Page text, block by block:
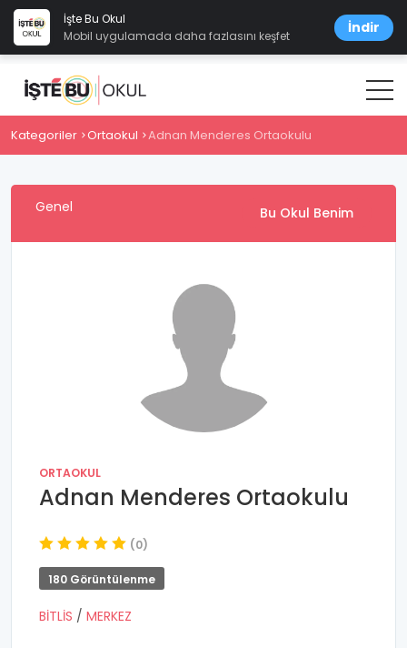
İşte Bu Okul
Mobil uygulamada daha fazlasını keşfet
İndir
Kategoriler Ortaokul Adnan Menderes Ortaokulu
Genel Bu Okul Benim
ORTAOKUL
Adnan Menderes Ortaokulu
(0)
180 Görüntülenme
BİTLİS / MERKEZ